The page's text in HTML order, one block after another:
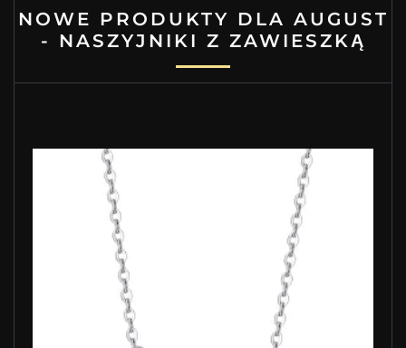
NOWE PRODUKTY DLA AUGUST
- NASZYJNIKI Z ZAWIESZKĄ